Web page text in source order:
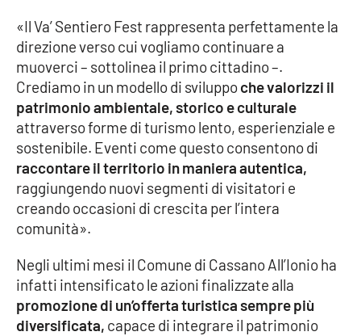
Leggendo Alvaro insieme
Imprese Di Calabria
Le perfidie di Antonella Grippo
Venti di comunicazione
STREAMING
LaC Network
«Il Va’ Sentiero Fest rappresenta perfettamente la
direzione verso cui vogliamo continuare a
muoverci – sottolinea il primo cittadino –.
Crediamo in un modello di sviluppoche valorizzi il
patrimonio ambientale, storico e culturale
attraverso forme di turismo lento, esperienziale e
sostenibile. Eventi come questo consentono di
raccontare il territorio in maniera autentica,
raggiungendo nuovi segmenti di visitatori e
creando occasioni di crescita per l’intera
comunità».
Negli ultimi mesi il Comune di Cassano All’Ionio ha
infatti intensificato le azioni finalizzate alla
promozione di un’offerta turistica sempre più
diversificata, capace di integrare il patrimonio